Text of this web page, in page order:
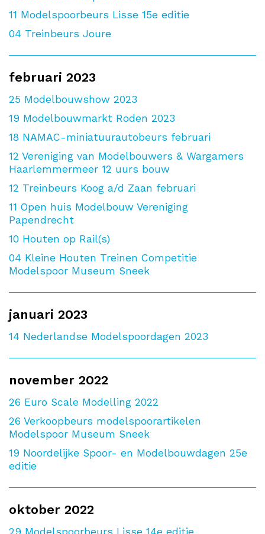
11 Modelspoorbeurs Lisse 15e editie
04 Treinbeurs Joure
februari 2023
25 Modelbouwshow 2023
19 Modelbouwmarkt Roden 2023
18 NAMAC-miniatuurautobeurs februari
12 Vereniging van Modelbouwers & Wargamers
Haarlemmermeer 12 uurs bouw
12 Treinbeurs Koog a/d Zaan februari
11 Open huis Modelbouw Vereniging
Papendrecht
10 Houten op Rail(s)
04 Kleine Houten Treinen Competitie
Modelspoor Museum Sneek
januari 2023
14 Nederlandse Modelspoordagen 2023
november 2022
26 Euro Scale Modelling 2022
26 Verkoopbeurs modelspoorartikelen
Modelspoor Museum Sneek
19 Noordelijke Spoor- en Modelbouwdagen 25e
editie
oktober 2022
29 Modelspoorbeurs Lisse 14e editie